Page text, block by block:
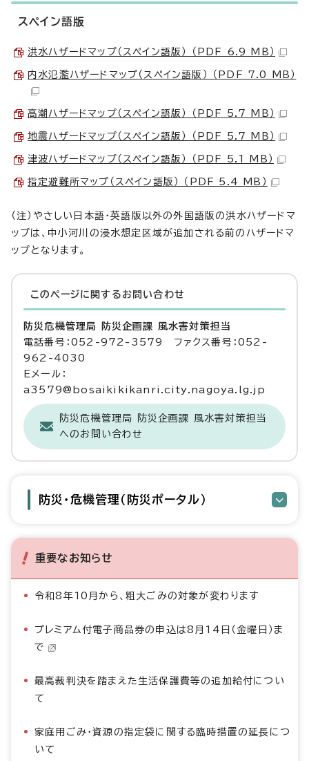
スペイン語版
洪水ハザードマップ（スペイン語版） （PDF 6.9 MB）
内水氾濫ハザードマップ（スペイン語版） （PDF 7.0 MB）
高潮ハザードマップ（スペイン語版） （PDF 5.7 MB）
地震ハザードマップ（スペイン語版） （PDF 5.7 MB）
津波ハザードマップ（スペイン語版） （PDF 5.1 MB）
指定避難所マップ（スペイン語版） （PDF 5.4 MB）
（注）やさしい日本語・英語版以外の外国語版の洪水ハザードマ
ップは、中小河川の浸水想定区域が追加される前のハザードマ
ップとなります。
このページに関する お問い合わせ
防災危機管理局 防災企画課 風水害対策担当
電話番号：052-972-3579 ファクス番号：052-
962-4030
Eメール：
a3579@bosaikikikanri.city.nagoya.lg.jp
防災危機管理局 防災企画課 風水害対策担当
へのお問い合わせ
防災・危機管理（防災ポータル）
重要なお知らせ
令和8年10月から、粗大ごみの対象が変わります
プレミアム付電子商品券の申込は8月14日（金曜日）ま
で
最高裁判決を踏まえた生活保護費等の追加給付につい
て
家庭用ごみ・資源の指定袋に関する臨時措置の延長につ
いて